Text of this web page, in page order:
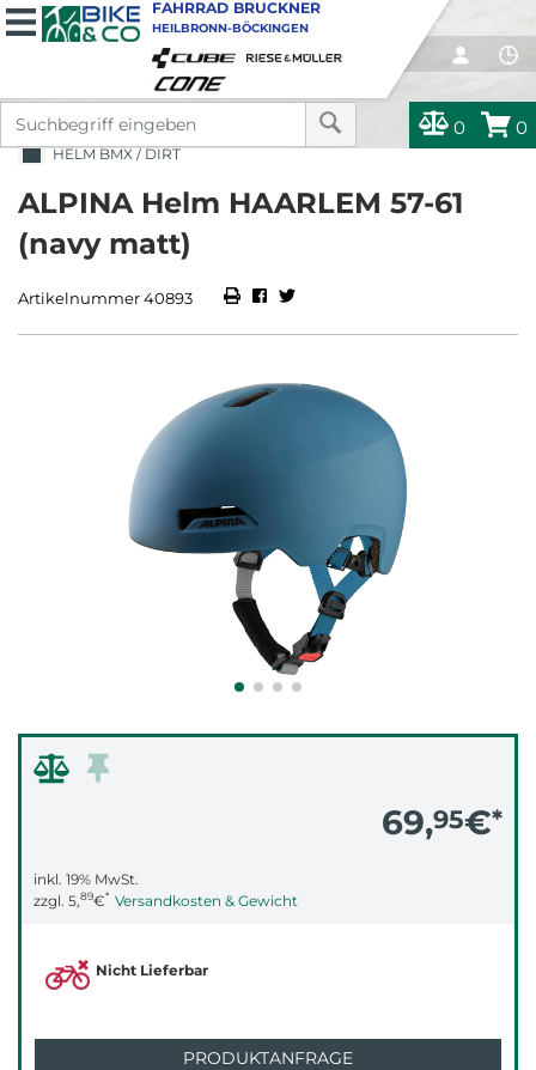
0 0
FAHRRAD BRUCKNER
HEILBRONN-BÖCKINGEN
HELM BMX / DIRT
ALPINA Helm HAARLEM 57-61
(navy matt)
Artikelnummer 40893
69,95€*
inkl. 19% MwSt.
zzgl. 5,89€* Versandkosten & Gewicht
Nicht Lieferbar
PRODUKTANFRAGE